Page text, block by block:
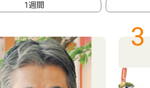
1週間
3